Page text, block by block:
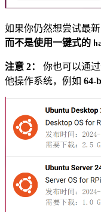
如果你仍然想尝试最新
而不是使用一键式的
注意 2： 你也可以通
他操作系统，例如 64-